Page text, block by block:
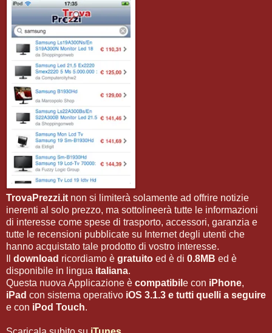
TrovaPrezzi.it non si limiterà solamente ad offrire notizie
inerenti al solo prezzo, ma sottolineerà tutte le informazioni
di interesse come spese di trasporto, accessori, garanzia e
tutte le recensioni pubblicate su Internet degli utenti che
hanno acquistato tale prodotto di vostro interesse.
download ricordiamo è gratuito ed è di 0.8MB ed è
disponibile in lingua italiana.
Questa nuova Applicazione è compatibil e con iPhone,
iPad con sistema operativo iOS 3.1.3 e tutti quelli a seguire
e con iPod Touch.